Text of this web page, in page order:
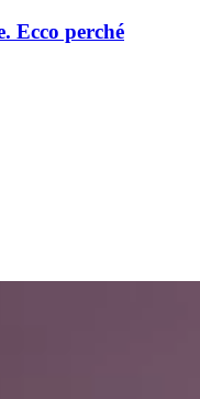
Ecco perché